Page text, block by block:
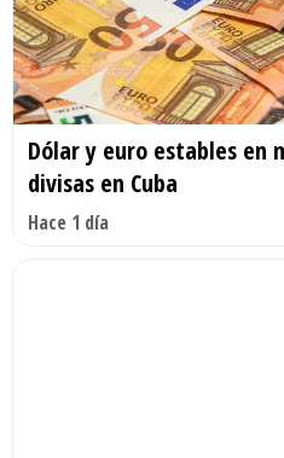
Dólar y euro estables en
divisas en Cuba
Hace 1 día